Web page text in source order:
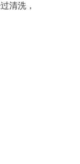
清洗，